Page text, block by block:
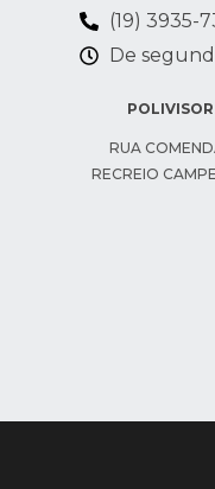
(19) 3935-
De
RUA
RECREIO